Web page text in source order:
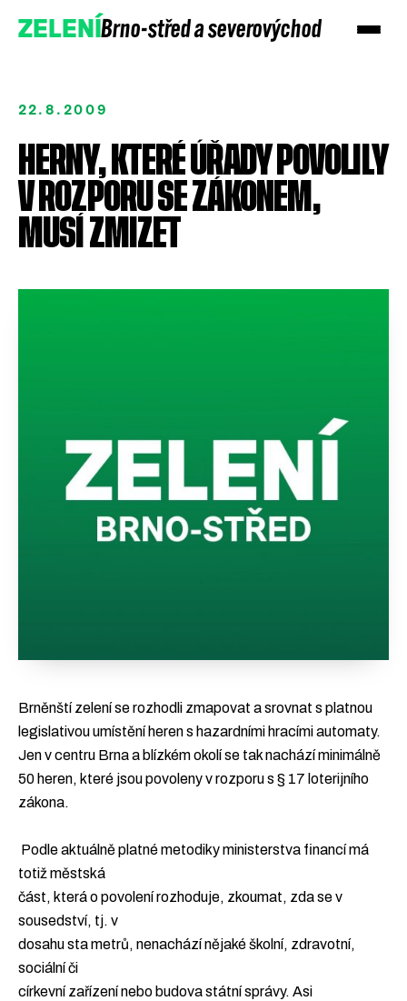
ZELENÍBrno-střed a severovýchod
22.8.2009
HERNY, KTERÉ ÚŘADY POVOLILY
V ROZPORU SE ZÁKONEM,
MUSÍ ZMIZET
Brněnští zelení se rozhodli zmapovat a srovnat s platnou
legislativou umístění heren s hazardními hracími automaty.
Jen v centru Brna a blízkém okolí se tak nachází minimálně
50 heren, které jsou povoleny v rozporu s § 17 loterijního
zákona.
Podle aktuálně platné metodiky ministerstva financí má
totiž městská
část, která o povolení rozhoduje, zkoumat, zda se v
sousedství, tj. v
dosahu sta metrů, nenachází nějaké školní, zdravotní,
sociální či
církevní zařízení nebo budova státní správy. Asi